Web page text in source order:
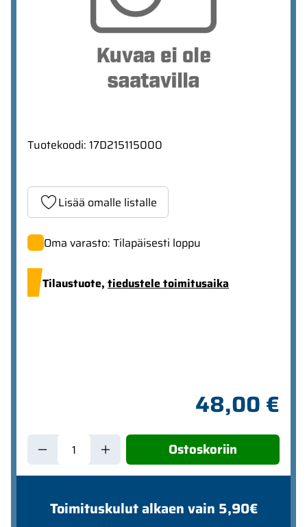
Tuotekoodi: 17D215115000
Lisää omalle listalle
Oma varasto: Tilapäisesti loppu
Tilaustuote, tiedustele toimitusaika
48,00 €
Ostoskoriin
Toimituskulut alkaen vain 5,90€